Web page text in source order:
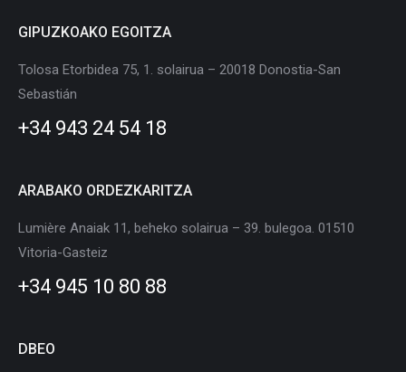
opens
in
opens
in
opens
in
opens
in
opens
GIPUZKOAKO EGOITZA
Tolosa Etorbidea 75, 1. solairua – 20018 Donostia-San
Sebastián
+34 943 24 54 18
ARABAKO ORDEZKARITZA
Lumière Anaiak 11, beheko solairua – 39. bulegoa. 01510
Vitoria-Gasteiz
+34 945 10 80 88
DBEO